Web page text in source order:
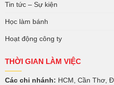
Tin tức – Sự kiện
Học làm bánh
Hoạt động công ty
THỜI GIAN LÀM VIỆC
Các chi nhánh: HCM, Cần Thơ,